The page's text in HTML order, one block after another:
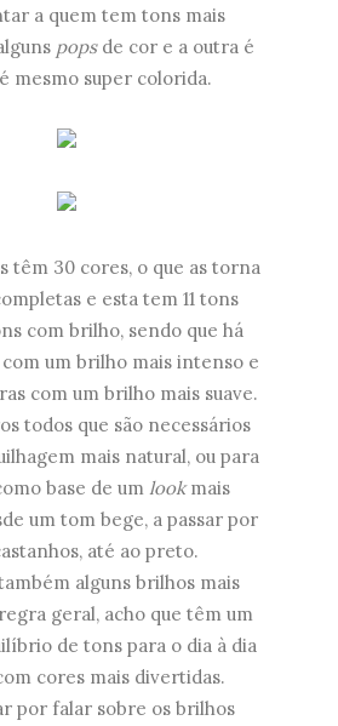
a quem tem tons mais
popsde cor e a outra é
mesmo super colorida.
têm 30 cores, o que as torna
e esta tem 11 tons
com brilho, sendo que há
um brilho mais intenso e
com um brilho mais suave.
todos que são necessários
mais natural, ou para
base de um lookmais
um tom bege, a passar por
até ao preto.
alguns brilhos mais
geral, acho que têm um
de tons para o dia à dia
cores mais divertidas.
por falar sobre os brilhos